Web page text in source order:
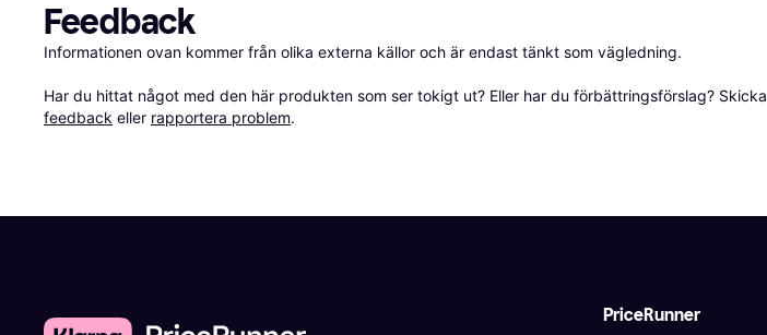
Feedback
Informationen ovan kommer från olika externa källor och är endast tänkt som vägledning.
Har du hittat något med den här produkten som ser tokigt ut? Eller har du förbättringsförslag? Skicka
feedback eller rapportera problem.
PriceRunner